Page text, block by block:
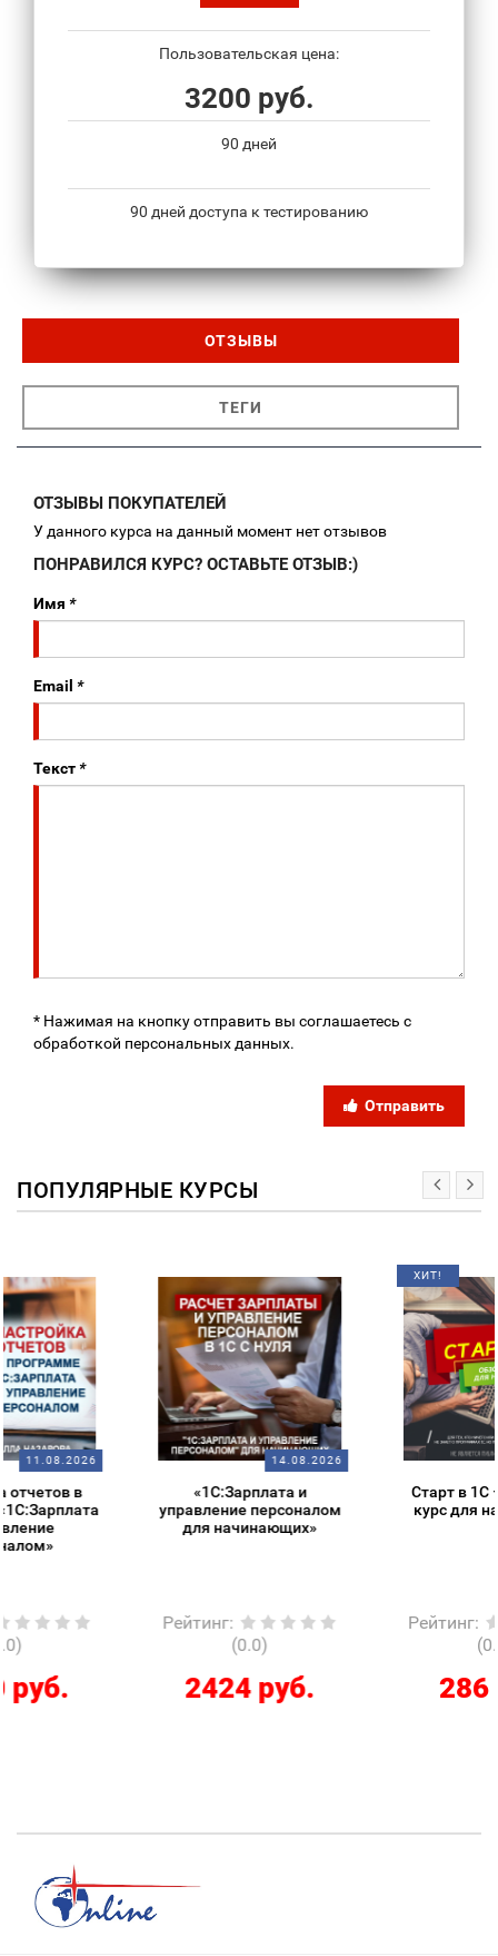
Пользовательская цена:
3200 руб.
90 дней
90 дней доступа к тестированию
ОТЗЫВЫ
ТЕГИ
ОТЗЫВЫ ПОКУПАТЕЛЕЙ
У данного курса на данный момент нет отзывов
ПОНРАВИЛСЯ КУРС? ОСТАВЬТЕ ОТЗЫВ:)
Имя *
Email *
Текст*
* Нажимая на кнопку отправить вы соглашаетесь с
обработкой персональных данных.
Отправить
ПОПУЛЯРНЫЕ КУРСЫ
14.08.2026
«1С:Зарплата и
управление персоналом
для начинающих»
Рейтинг
2424 руб.
ХИТ!
14.08.2026
Старт в 1С – обзорный
курс для начинающих
Рейтинг